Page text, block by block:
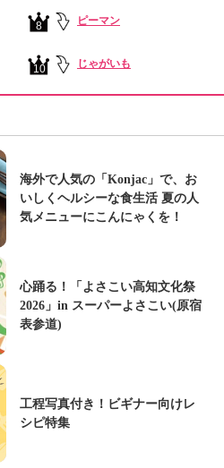
8 ピーマン
10 じゃがいも
海外で人気の「Konjac」で、お
いしくヘルシーな食生活 夏の人
気メニューにこんにゃくを！
心踊る！「よさこい高知文化祭
2026」in スーパーよさこい(原宿
表参道)
工程写真付き！ビギナー向けレ
シピ特集